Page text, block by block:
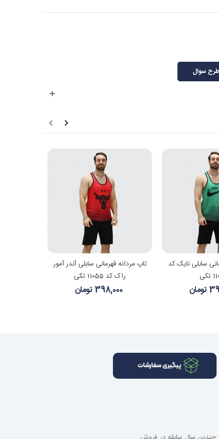
طرح سوال
مشاهده بیشتر
تاپ مردانه قهرمانی سابلی آندر آمور
راک کد 11055 تکی
398,000 تومان
بیشتر
سابلی نایک کد